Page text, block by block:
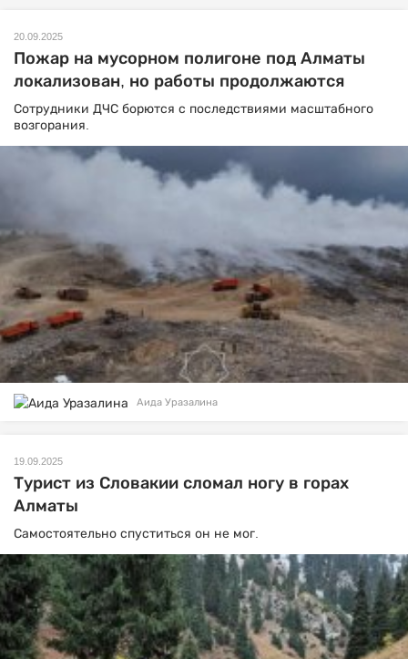
20.09.2025
Пожар на мусорном полигоне под Алматы
локализован, но работы продолжаются
Сотрудники ДЧС борются с последствиями масштабного
возгорания.
Аида Уразалина
19.09.2025
Турист из Словакии сломал ногу в горах
Алматы
Самостоятельно спуститься он не мог.